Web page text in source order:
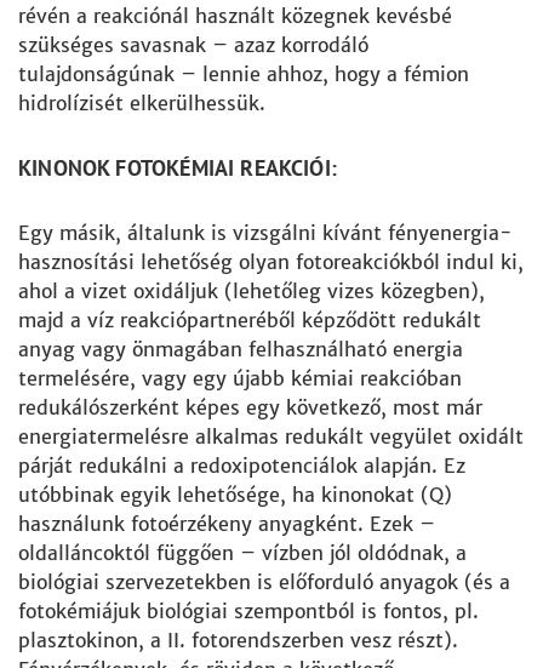
révén a reakciónál használt közegnek kevésbé
szükséges savasnak – azaz korrodáló
tulajdonságúnak – lennie ahhoz, hogy a fémion
hidrolízisét elkerülhessük.
KINONOK FOTOKÉMIAI REAKCIÓI:
Egy másik, általunk is vizsgálni kívánt fényenergia-
hasznosítási lehetőség olyan fotoreakciókból indul ki,
ahol a vizet oxidáljuk (lehetőleg vizes közegben),
majd a víz reakciópartneréből képződött redukált
anyag vagy önmagában felhasználható energia
termelésére, vagy egy újabb kémiai reakcióban
redukálószerként képes egy következő, most már
energiatermelésre alkalmas redukált vegyület oxidált
párját redukálni a redoxipotenciálok alapján. Ez
utóbbinak egyik lehetősége, ha kinonokat (Q)
használunk fotoérzékeny anyagként. Ezek –
oldalláncoktól függően – vízben jól oldódnak, a
biológiai szervezetekben is előforduló anyagok (és a
fotokémiájuk biológiai szempontból is fontos, pl.
plasztokinon, a II. fotorendszerben vesz részt).